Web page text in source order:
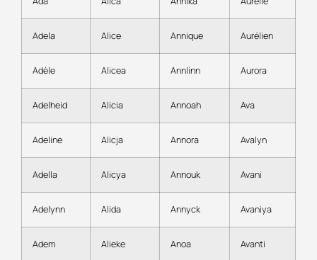
Adela Alice Annique Aurélien
Adèle Alicea Annlinn Aurora
Adelheid Alicia Annoah Ava
Adeline Alicja Annora Avalyn
Adella Alicya Annouk Avani
Adelynn Alida Annyck Avaniya
Adem Alieke Anoa Avanti